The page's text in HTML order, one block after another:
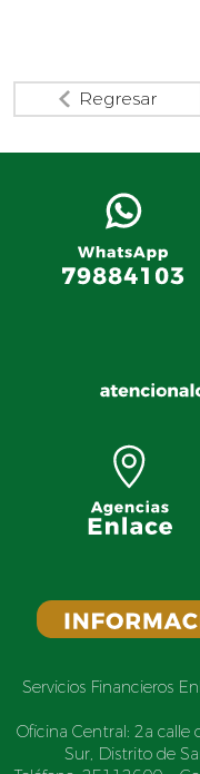
Regresar
Servicios Financieros
Oficina Central: 2a
Sur, Distrito de